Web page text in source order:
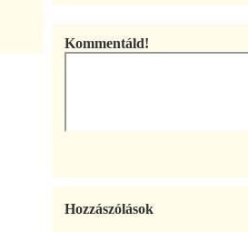
Kommentáld!
Hozzászólások